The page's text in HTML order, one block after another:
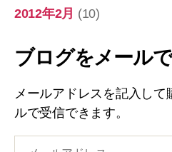
2012年2月 (10)
ブログをメール
メールアドレスを記入し
ルで受信できます。